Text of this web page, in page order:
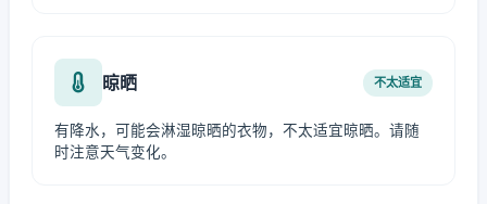
晾晒 不太适宜
有降水，可能会淋湿晾晒的衣物，不太适宜晾晒。请随
时注意天气变化。